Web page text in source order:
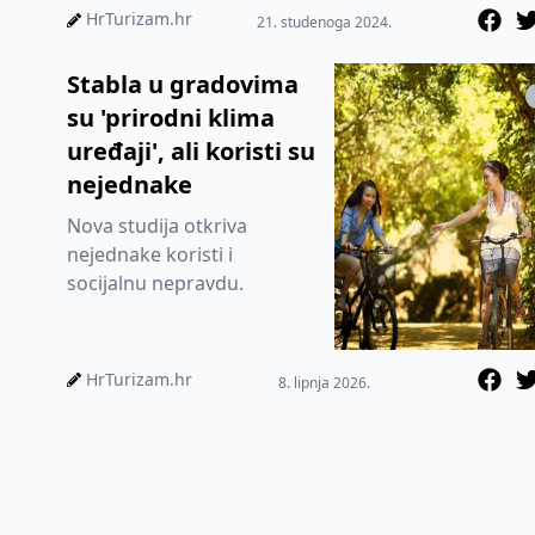
HrTurizam.hr 21. studenoga 2024.
Stabla u gradovima
su 'prirodni klima
uređaji', ali koristi su
nejednake
Nova studija otkriva
nejednake koristi i
socijalnu nepravdu.
HrTurizam.hr 8. lipnja 2026.